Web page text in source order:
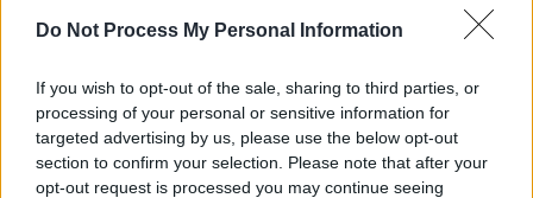
Do Not Process My Personal Information
If you wish to opt-out of the sale, sharing to third parties, or
processing of your personal or sensitive information for
targeted advertising by us, please use the below opt-out
section to confirm your selection. Please note that after your
opt-out request is processed you may continue seeing
Νέα επιχείρηση διάσωσης της
φάλαινας «Τίμι» που παραμένει
εγκλωβισμένη σε παραλία της
Βαλτικής